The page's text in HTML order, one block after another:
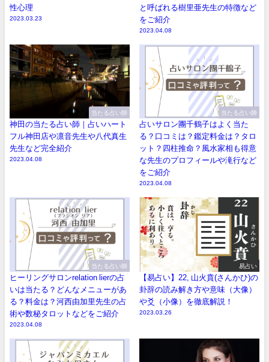
性心理
2023.03.23
と呼ばれる樹里亜先生の特徴など
をご紹介
2023.04.08
当たる占い師
神田の当たる占い師｜占いハート
フル神田店や凛音先生や八代真生
先生など完全紹介
2023.04.08
当たる占い師
占いサロン團千鶴子はよく当た
る？口コミは？鑑定料金は？タロ
ット？四柱推命？風水家相も得意
な先生のプロフィールや滝行など
をご紹介
2023.04.08
当たる占い師
ヒーリングサロンrelation lierの占
いは当たる？どんなメニューがあ
る？料金は？河西由加里先生の占
術や数秘タロットなどをご紹介
2023.04.08
易占い
【易占い】22, 山火賁(さんかひ)の
卦辞の読み解き方や意味（大像）
や爻（小像）を徹底解説！
2023.03.26